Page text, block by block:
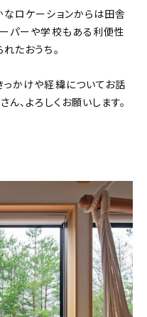
ロケーションからは田舎
パーや学校もある利便性
たおうち。
かけや経緯についてお話
、よろしくお願いします。